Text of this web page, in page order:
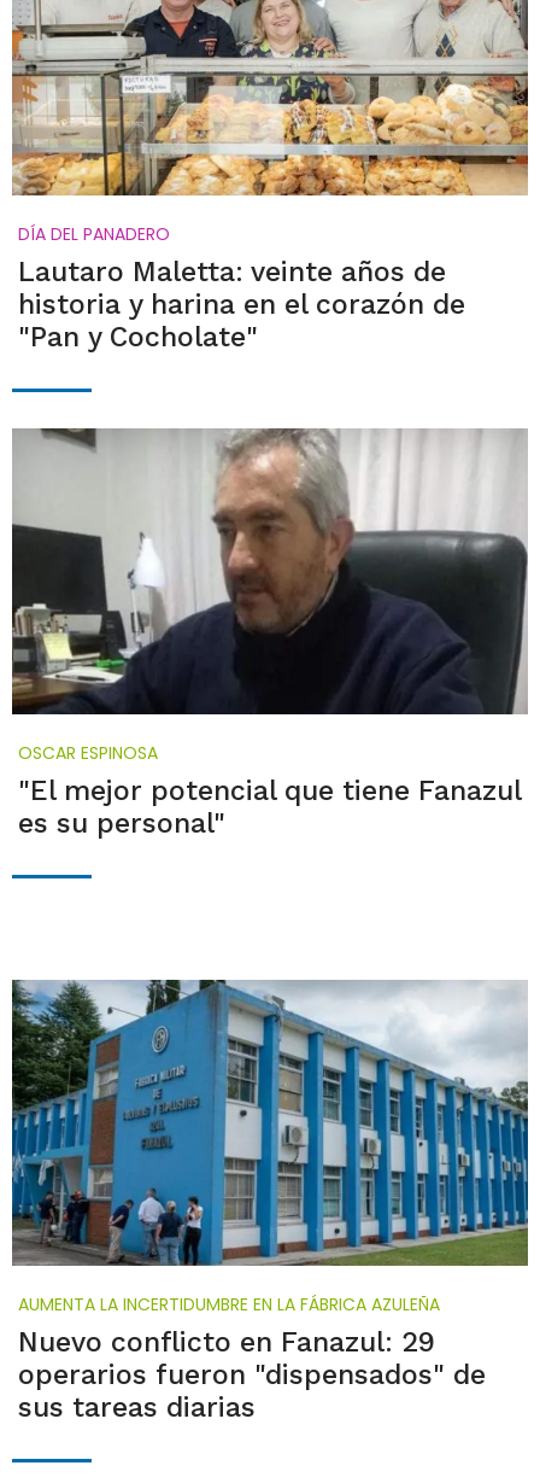
DÍA DEL PANADERO
Lautaro Maletta: veinte años de
historia y harina en el corazón de
"Pan y Cocholate"
OSCAR ESPINOSA
"El mejor potencial que tiene Fanazul
es su personal"
AUMENTA LA INCERTIDUMBRE EN LA FÁBRICA AZULEÑA
Nuevo conflicto en Fanazul: 29
operarios fueron "dispensados" de
sus tareas diarias